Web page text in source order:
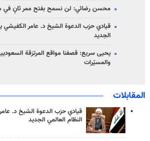
محسن رضائي: لن نسمح بفتح ممر ثانٍ في
قيادي حزب الدعوة الشيخ د. عامر الكفيشي
الجديد
يحيى سريع: قصفنا مواقع المرتزقة
والمسيّرات
المقابلات
قيادي حزب الدعوة الشيخ د.
النظام العالمي الجديد